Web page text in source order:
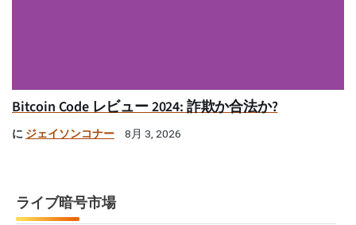
Bitcoin Code レビュー 2024: 詐欺か合法か?
に ジェイソンコナー 8月 3, 2026
ライブ暗号市場